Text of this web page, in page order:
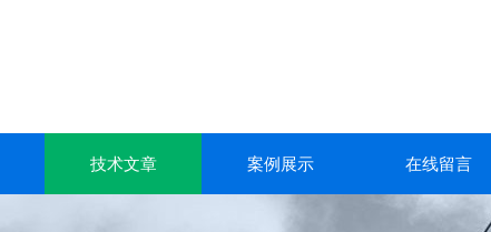
技术文章 案例展示 在线留言